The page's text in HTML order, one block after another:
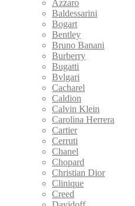
Azzaro
Baldessarini
Bogart
Bentley
Bruno Banani
Burberry
Bugatti
Bvlgari
Cacharel
Caldion
Calvin Klein
Carolina Herrera
Cartier
Cerruti
Chanel
Chopard
Christian Dior
Clinique
Creed